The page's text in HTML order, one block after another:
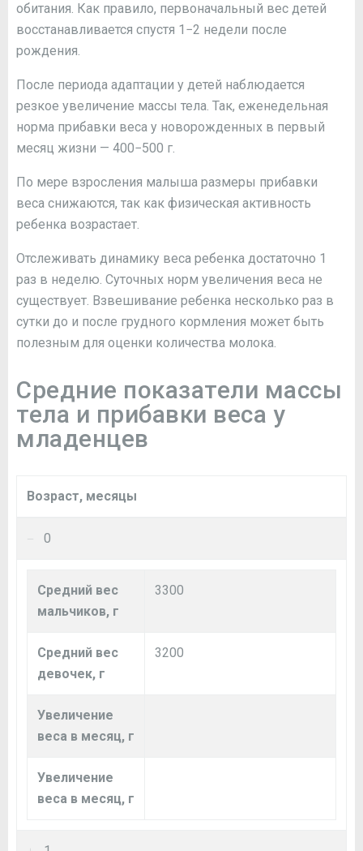
обитания. Как правило, первоначальный вес детей
восстанавливается спустя 1−2 недели после
рождения.
После периода адаптации у детей наблюдается
резкое увеличение массы тела. Так, еженедельная
норма прибавки веса у новорожденных в первый
месяц жизни — 400−500 г.
По мере взросления малыша размеры прибавки
веса снижаются, так как физическая активность
ребенка возрастает.
Отслеживать динамику веса ребенка достаточно 1
раз в неделю. Суточных норм увеличения веса не
существует. Взвешивание ребенка несколько раз в
сутки до и после грудного кормления может быть
полезным для оценки количества молока.
Средние показатели массы
тела и прибавки веса у
младенцев
Возраст, месяцы
0
Средний вес
мальчиков, г
3300
Средний вес
девочек, г
3200
Увеличение
веса в месяц, г
Увеличение
веса в месяц, г